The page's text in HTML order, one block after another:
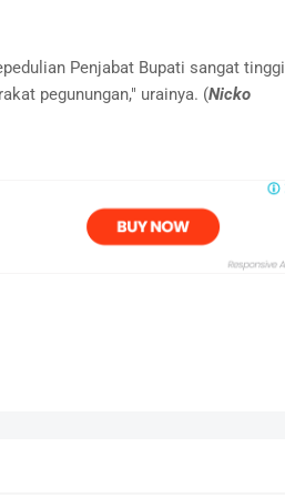
Penjabat Bupati sangat tinggi
pegunungan," urainya. (Nicko